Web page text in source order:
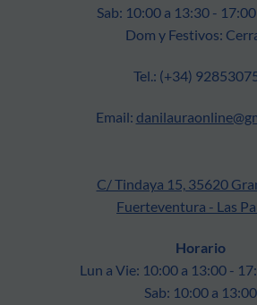
Sab: 10:00 a 13:30 -
Dom y Festivos:
Tel.: (+34)
Email:
C/ Tindaya 15, 35620
Fuerteventura - Las
Horario
Lun a Vie: 10:00 a 13:00 -
Sab: 10:00 a 13:00